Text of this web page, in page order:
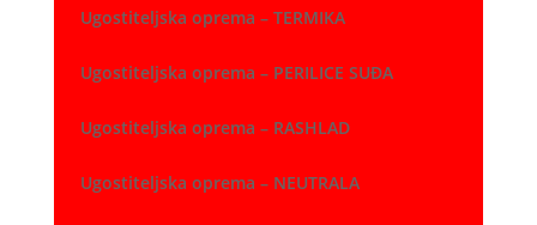
Ugostiteljska oprema – TERMIKA
Ugostiteljska oprema – PERILICE SUĐA
Ugostiteljska oprema – RASHLAD
Ugostiteljska oprema – NEUTRALA